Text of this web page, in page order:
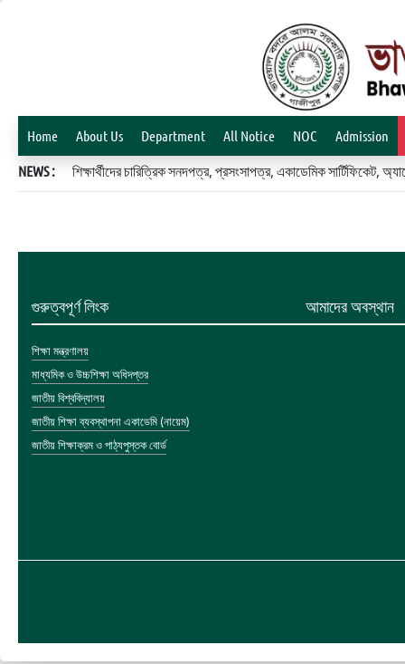
Home About Us Department All Notice NOC Admission
NEWS : শিক্ষার্থীদের চারিত্রিক সনদপত্র, প্রসংসাপত্র, একাডেমিক
গুরুত্বপূর্ণ লিংক
শিক্ষা মন্ত্রণালয়
মাধ্যমিক ও উচ্চশিক্ষা অধিদপ্তর
জাতীয় বিশ্ববিদ্যালয়
জাতীয় শিক্ষা ব্যবস্থাপনা একাডেমি (নায়েম)
জাতীয় শিক্ষাক্রম ও পাঠ্যপুস্তক বোর্ড
আমাদের অবস্থান